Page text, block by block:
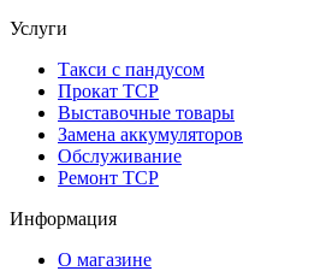
Услуги
Такси с пандусом
Прокат ТСР
Выставочные товары
Замена аккумуляторов
Обслуживание
Ремонт ТСР
Информация
О магазине